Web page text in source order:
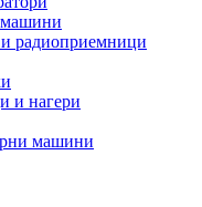
радиоприемници
и нагери
машини